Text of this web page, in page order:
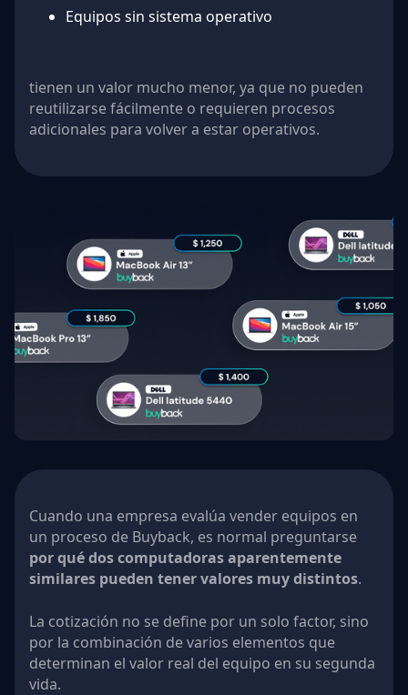
Equipos sin sistema operativo
tienen un valor mucho menor, ya que no pueden
reutilizarse fácilmente o requieren procesos
adicionales para volver a estar operativos.
Cuando una empresa evalúa vender equipos en
un proceso de Buyback, es normal preguntarse
por qué dos computadoras aparentemente
similares pueden tener valores muy distintos.
La cotización no se define por un solo factor, sino
por la combinación de varios elementos que
determinan el valor real del equipo en su segunda
vida.